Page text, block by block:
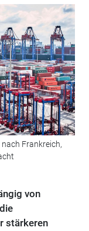
Frankreich,
von
stärkeren